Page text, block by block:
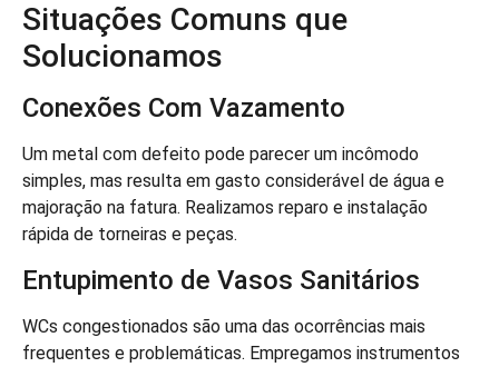
Situações Comuns que
Solucionamos
Conexões Com Vazamento
Um metal com defeito pode parecer um incômodo
simples, mas resulta em gasto considerável de água e
majoração na fatura. Realizamos reparo e instalação
rápida de torneiras e peças.
Entupimento de Vasos Sanitários
WCs congestionados são uma das ocorrências mais
frequentes e problemáticas. Empregamos instrumentos